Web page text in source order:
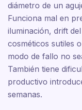
diámetro de un
Funciona mal en
iluminación, drift
cosméticos sutiles
modo de fallo no
También tiene
productivo
semanas.